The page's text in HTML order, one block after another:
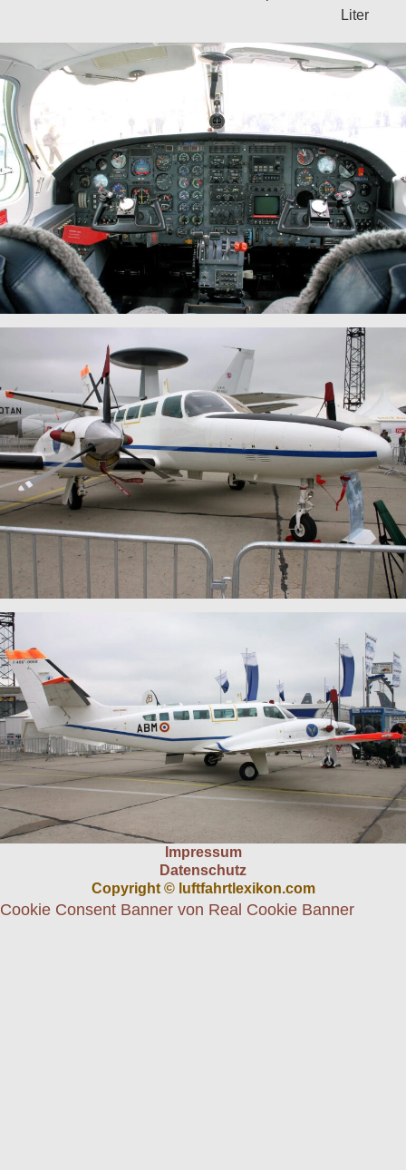
Liter
Impressum
Datenschutz
Copyright © luftfahrtlexikon.com
Cookie Consent Banner von Real Cookie Banner